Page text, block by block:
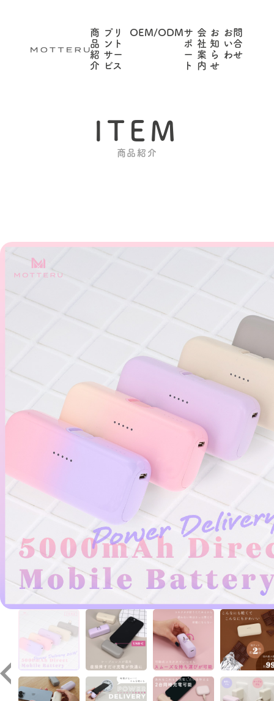
商
品
紹
介
プリ
ント
サー
ビス
OEM/ODMサ
ポ
ー
ト
会
社
案
内
お
知
ら
せ
お問
い合
わせ
ITEM
商品紹介